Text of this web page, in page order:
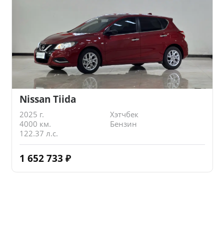
Nissan Tiida
2025 г.
Хэтчбек
4000 км.
Бензин
122.37 л.с.
1 652 733 ₽